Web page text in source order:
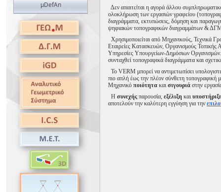
Δεν απαιτείται η αγορά άλλου
ολοκλήρωση των εργασιών γραφείου
διαγράμματα, εκτυπώσεις, δόμηση και
ψηφιακών τοπογραφικών διαγραμμάτων &
Χρησιμοποιείται από Μηχανικούς, Τεχνικά
Εταιρείες Κατασκευών, Οργανισμoύς Τοπικής
Υπηρεσίες Υπουργείων-Δημόσιων
συνταχθεί τοπογραφικά διαγράμματα και
Το VERM μπορεί να αντιμετωπίσει
πιο απλή έως την πλέον σύνθετη τοπογραφική
Μηχανικό ποιότητα και σιγουριά στην
Η συνεχής παρουσία, εξέλιξη και
αποτελούν την καλύτερη εγγύηση για την
μDefAn